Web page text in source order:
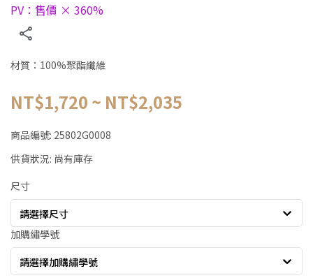
PV：售價 × 360%
材質：100%聚酯纖維
NT$1,720 ~ NT$2,035
商品編號: 25802G0008
供貨狀況: 尚有庫存
尺寸
請選擇尺寸
加購繡學號
請選擇加購繡學號